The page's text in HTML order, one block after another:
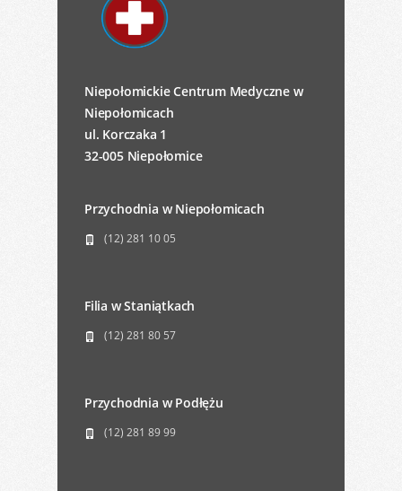
Niepołomickie Centrum Medyczne w
Niepołomicach
ul. Korczaka 1
32-005 Niepołomice
Przychodnia w Niepołomicach
(12) 281 10 05
Filia w Staniątkach
(12) 281 80 57
Przychodnia w Podłężu
(12) 281 89 99